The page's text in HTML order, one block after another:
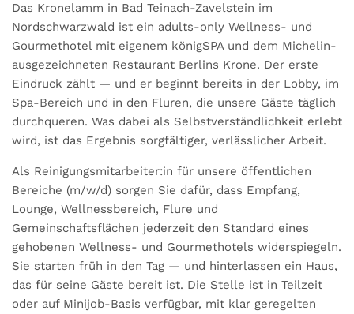
Das Kronelamm in Bad Teinach-Zavelstein im
Nordschwarzwald ist ein adults-only Wellness- und
Gourmethotel mit eigenem königSPA und dem Michelin-
ausgezeichneten Restaurant Berlins Krone. Der erste
Eindruck zählt — und er beginnt bereits in der Lobby, im
Spa-Bereich und in den Fluren, die unsere Gäste täglich
durchqueren. Was dabei als Selbstverständlichkeit erlebt
wird, ist das Ergebnis sorgfältiger, verlässlicher Arbeit.
Als Reinigungsmitarbeiter:in für unsere öffentlichen
Bereiche (m/w/d) sorgen Sie dafür, dass Empfang,
Lounge, Wellnessbereich, Flure und
Gemeinschaftsflächen jederzeit den Standard eines
gehobenen Wellness- und Gourmethotels widerspiegeln.
Sie starten früh in den Tag — und hinterlassen ein Haus,
das für seine Gäste bereit ist. Die Stelle ist in Teilzeit
oder auf Minijob-Basis verfügbar, mit klar geregelten